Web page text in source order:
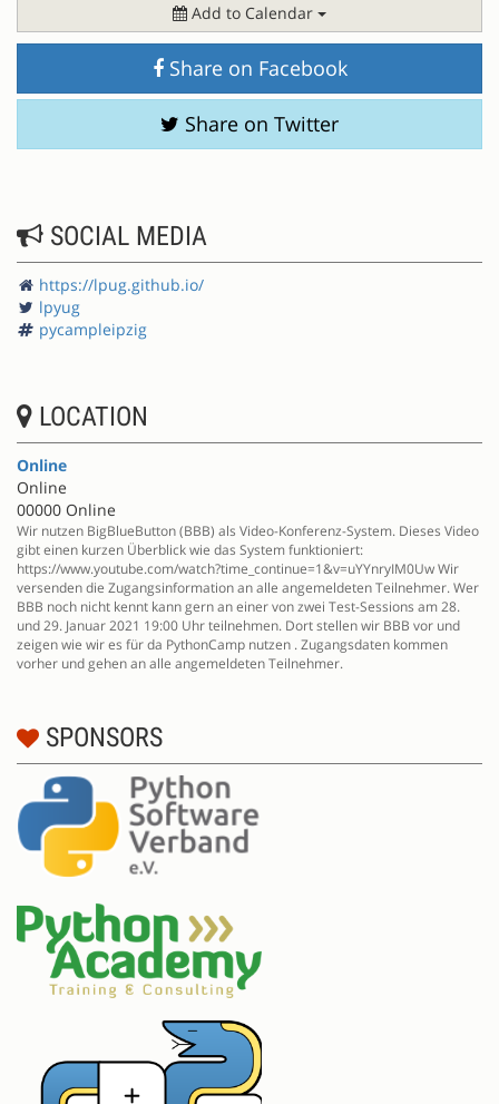
Add to Calendar
Share on Facebook
Share on Twitter
SOCIAL MEDIA
https://lpug.github.io/
lpyug
pycampleipzig
LOCATION
Online
Online
00000 Online
Wir nutzen BigBlueButton (BBB) als Video-Konferenz-System. Dieses Video
gibt einen kurzen Überblick wie das System funktioniert:
https://www.youtube.com/watch?time_continue=1&v=uYYnryIM0Uw Wir
versenden die Zugangsinformation an alle angemeldeten Teilnehmer. Wer
BBB noch nicht kennt kann gern an einer von zwei Test-Sessions am 28.
und 29. Januar 2021 19:00 Uhr teilnehmen. Dort stellen wir BBB vor und
zeigen wie wir es für da PythonCamp nutzen . Zugangsdaten kommen
vorher und gehen an alle angemeldeten Teilnehmer.
SPONSORS